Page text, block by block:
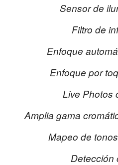
Sensor de
Filtro de
Enfoque
Enfoque por
Live Photos
Amplia gama
Mapeo de
Detección